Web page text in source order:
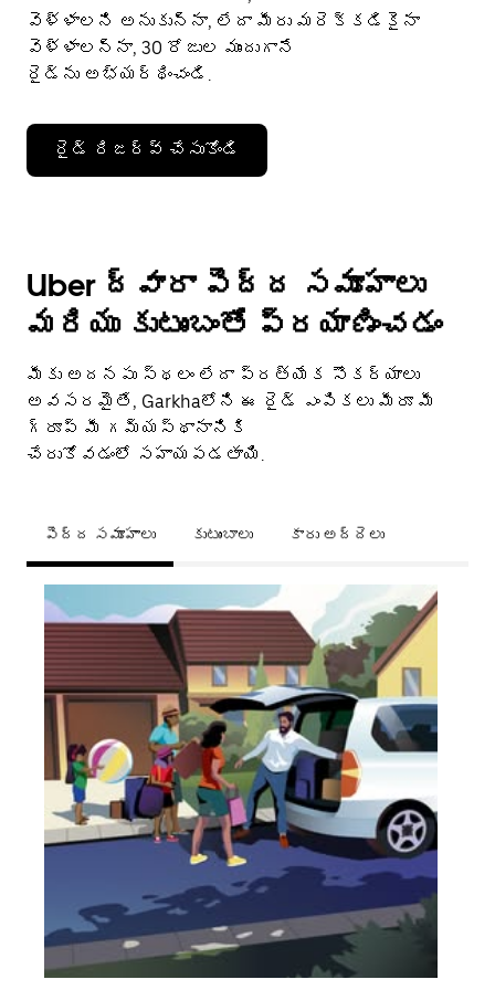
వెళ్ళాలని అనుకున్నా, లేదా మీరు మరెక్కడికైనా
వెళ్ళాలన్నా, 30 రోజుల ముందుగానే
రైడ్‌ను అభ్యర్థించండి.
రైడ్ రిజర్వ్ చేసుకోండి
Uber ద్వారా పెద్ద సమూహాలు
మరియు కుటుంబంతో ప్రయాణించడం
మీకు అదనపు స్థలం లేదా ప్రత్యేక సౌకర్యాలు
అవసరమైతే, Garkhaలోని ఈ రైడ్ ఎంపికలు మీరూ మీ
గ్రూప్ మీ గమ్యస్థానానికి
చేరుకోవడంలో సహాయపడతాయి.
పెద్ద సమూహాలు కుటుంబాలు కారు అద్దెలు